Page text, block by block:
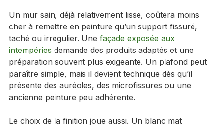
de finition. Or la finition dépend toujours de l’état du
support et du niveau d’exigence attendu.
Un mur sain, déjà relativement lisse, coûtera moins
cher à remettre en peinture qu’un support fissuré,
taché ou irrégulier. Une façade exposée aux
intempéries demande des produits adaptés et une
préparation souvent plus exigeante. Un plafond peut
présente des auréoles, des microfissures ou une